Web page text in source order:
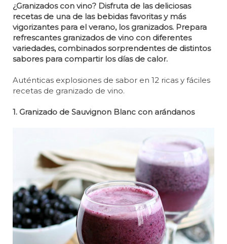
¿Granizados con vino? Disfruta de las deliciosas
recetas de una de las bebidas favoritas y más
vigorizantes para el verano, los granizados. Prepara
refrescantes granizados de vino con diferentes
variedades, combinados sorprendentes de distintos
sabores para compartir los días de calor.
Auténticas explosiones de sabor en 12 ricas y fáciles
recetas de granizado de vino.
1. Granizado de Sauvignon Blanc con arándanos